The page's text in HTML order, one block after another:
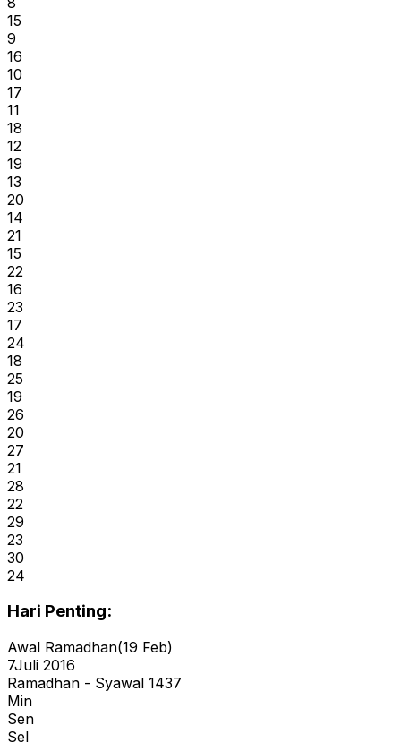
15
9
16
10
17
11
18
12
19
13
20
14
21
15
22
16
23
17
24
18
25
19
26
20
27
21
28
22
29
23
30
24
Hari Penting:
Awal Ramadhan(19 Feb)
7Juli 2016
Ramadhan - Syawal 1437
Min
Sen
Sel